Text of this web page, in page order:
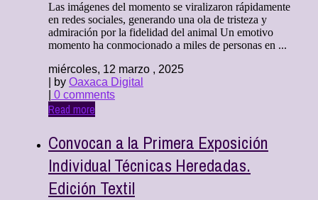
Las imágenes del momento se viralizaron rápidamente
en redes sociales, generando una ola de tristeza y
admiración por la fidelidad del animal Un emotivo
momento ha conmocionado a miles de personas en ...
miércoles, 12 marzo , 2025
| by Oaxaca Digital
0 comments
Read more
Convocan a la Primera Exposición
Individual Técnicas Heredadas.
Edición Textil